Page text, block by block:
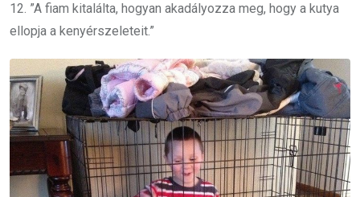
12. ”A fiam kitalálta, hogyan akadályozza meg, hogy a kutya
ellopja a kenyérszeleteit.”